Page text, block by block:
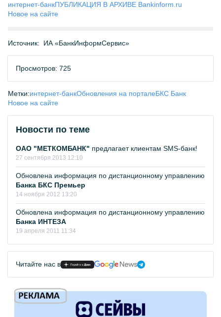
интернет-банкПУБЛИКАЦИЯ В АРХИВЕ Bankinform.ru
Новое на сайте
Источник: ИА «БанкИнформСервис»
Просмотров: 725
Метки:интернет-банкОбновления на порталеБКС Банк
Новое на сайте
Новости по теме
ОАО "МЕТКОМБАНК" предлагает клиентам SMS-банк!
27 сентября 2013 12:10
Обновлена информация по дистанционному управлению
Банка БКС Премьер
14 ноября 2012 13:20
Обновлена информация по дистанционному управлению
Банка ИНТЕЗА
19 апреля 2011 11:34
Читайте нас в